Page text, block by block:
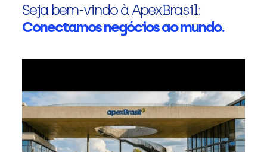
Seja bem-vindo à ApexBrasil:
Conectamos negócios ao mundo.